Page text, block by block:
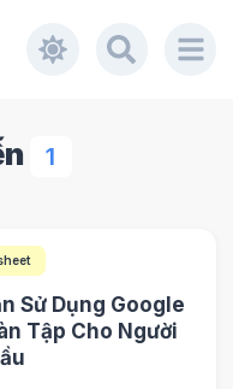
1
Sử Dụng Google
Tập Cho Người